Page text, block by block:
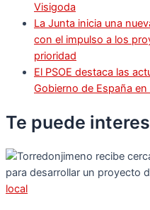
Visigoda
La Junta inicia una
con el impulso a los
prioridad
El PSOE destaca las
Gobierno de España
Te puede
local